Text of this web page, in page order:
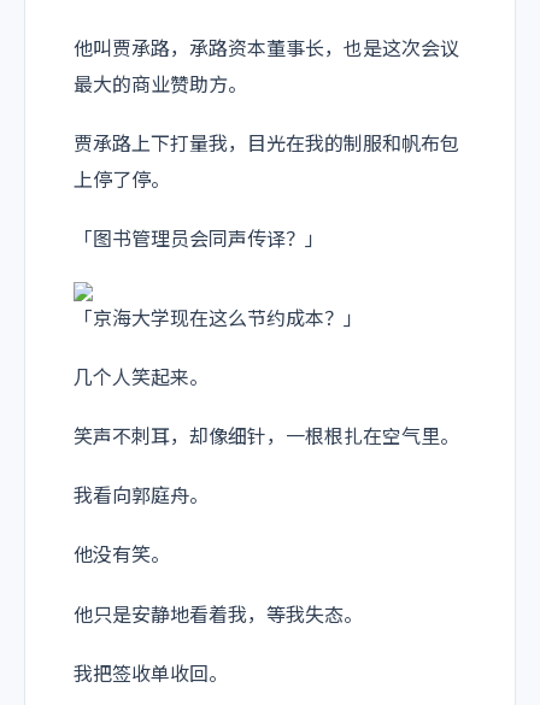
他叫贾承路，承路资本董事长，也是这次会议
最大的商业赞助方。
贾承路上下打量我，目光在我的制服和帆布包
上停了停。
「图书管理员会同声传译？」
「京海大学现在这么节约成本？」
几个人笑起来。
笑声不刺耳，却像细针，一根根扎在空气里。
我看向郭庭舟。
他没有笑。
他只是安静地看着我，等我失态。
我把签收单收回。